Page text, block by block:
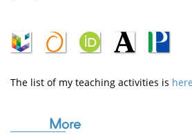
The list of my teaching activities is here
More